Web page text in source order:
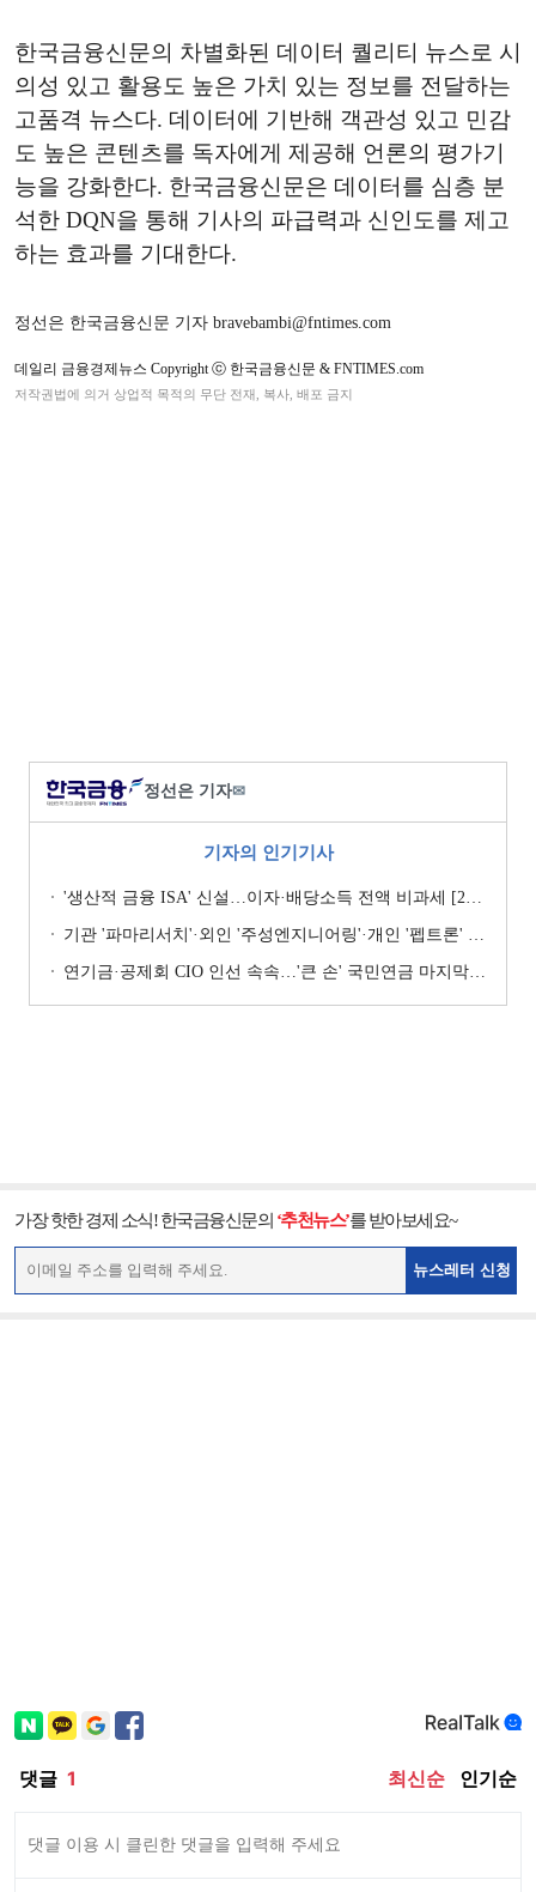
한국금융신문의 차별화된 데이터 퀄리티 뉴스로 시
의성 있고 활용도 높은 가치 있는 정보를 전달하는
고품격 뉴스다. 데이터에 기반해 객관성 있고 민감
도 높은 콘텐츠를 독자에게 제공해 언론의 평가기
능을 강화한다. 한국금융신문은 데이터를 심층 분
석한 DQN을 통해 기사의 파급력과 신인도를 제고
하는 효과를 기대한다.
정선은 한국금융신문 기자 bravebambi@fntimes.com
데일리 금융경제뉴스 Copyright ⓒ 한국금융신문 & FNTIMES.com
저작권법에 의거 상업적 목적의 무단 전재, 복사, 배포 금지
정선은 기자✉
기자의 인기기사
'생산적 금융 ISA' 신설…이자·배당소득 전액 비과세 [2026 세제개편안]
기관 '파마리서치'·외인 '주성엔지니어링'·개인 '펩트론' 1위 [주간 코스닥 순매수- 2026년 7월27일~7월31일]
연기금·공제회 CIO 인선 속속…'큰 손' 국민연금 마지막 타자
가장 핫한 경제 소식! 한국금융신문의 ‘추천뉴스’를 받아보세요~
뉴스레터 신청